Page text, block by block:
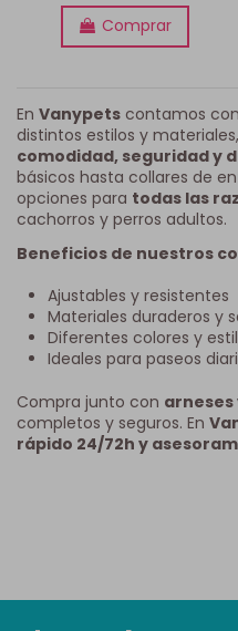
Comprar
En Vanypets contamos con
distintos estilos y
comodidad, seguridad y
básicos hasta collares de
opciones para todas las
cachorros y perros adultos.
Beneficios de nuestros
Ajustables y resistentes
Materiales duraderos y
Diferentes colores y
Ideales para paseos
Compra junto con
completos y seguros. En
rápido 24/72h y